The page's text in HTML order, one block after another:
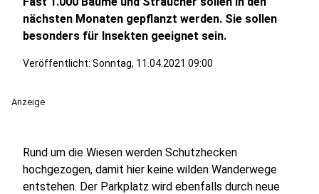
nächsten Monaten gepflanzt werden. Sie sollen
besonders für Insekten geeignet sein.
Veröffentlicht: Sonntag, 11.04.2021 09:00
Anzeige
Rund um die Wiesen werden Schutzhecken
hochgezogen, damit hier keine wilden Wanderwege
entstehen. Der Parkplatz wird ebenfalls durch neue